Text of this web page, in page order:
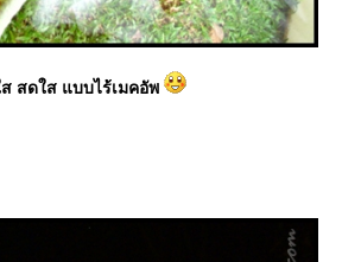
ส สดใส แบบไร้เมคอัพ